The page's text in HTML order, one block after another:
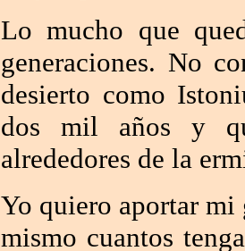
Lo mucho que
generaciones. No
desierto como
dos mil años y
alrededores de la
Yo quiero aportar mi
mismo cuantos